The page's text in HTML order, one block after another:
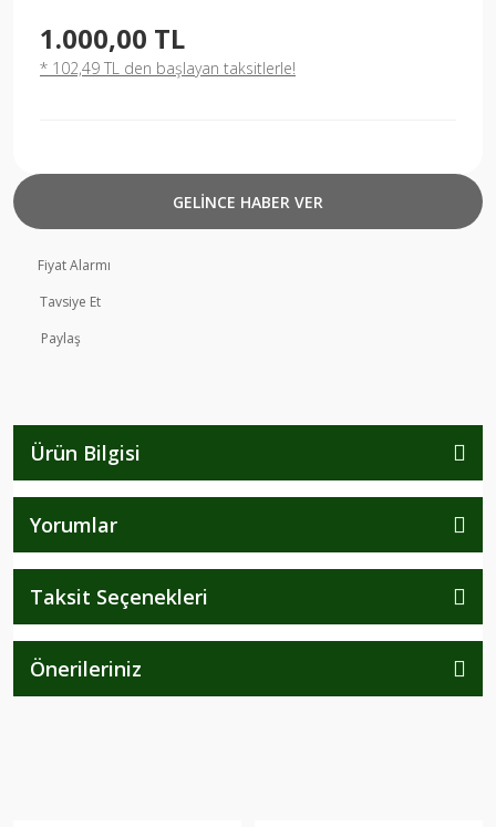
1.000,00 TL
* 102,49 TL den başlayan taksitlerle!
GELİNCE HABER VER
Fiyat Alarmı
Tavsiye Et
Paylaş
Ürün Bilgisi
Yorumlar
Taksit Seçenekleri
Önerileriniz